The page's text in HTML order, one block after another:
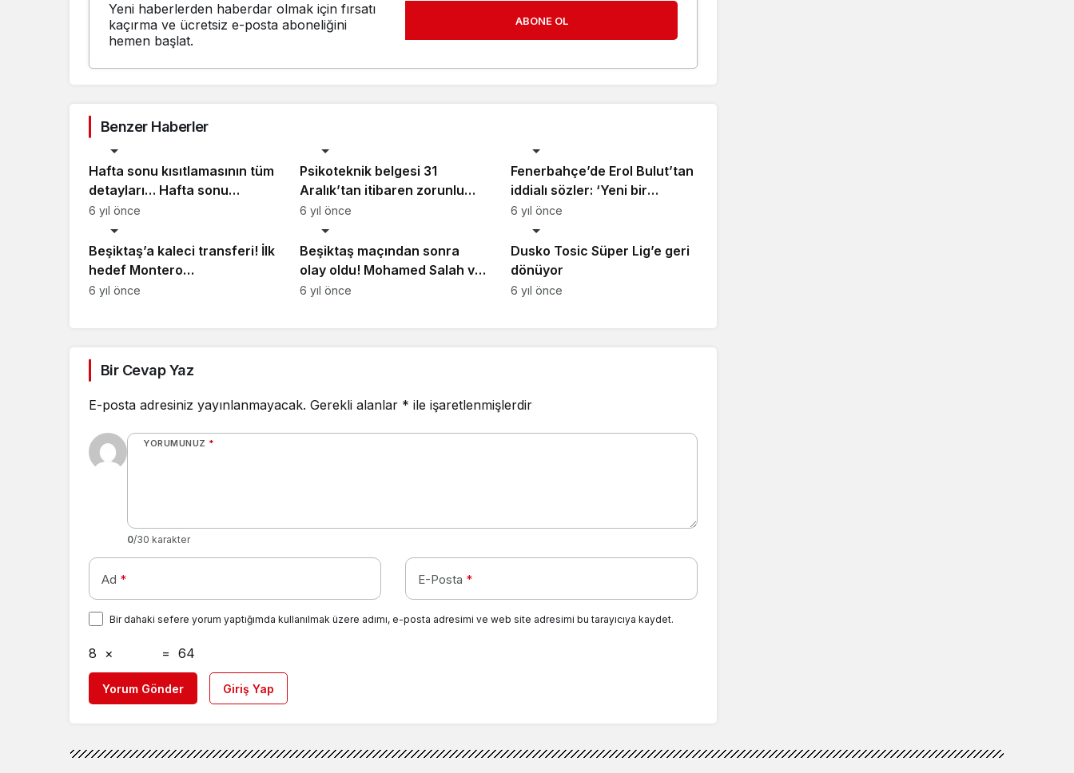
Yeni haberlerden haberdar olmak için fırsatı
kaçırma ve ücretsiz e-posta aboneliğini
hemen başlat.
ABONE OL
Benzer Haberler
Hafta sonu kısıtlamasının tüm
detayları… Hafta sonu
sokağa çıkma yasağı nasıl
olacak?
6 yıl önce
Psikoteknik belgesi 31
Aralık’tan itibaren zorunlu
hale geliyor! 1083 lira cezası
6 yıl önce
Fenerbahçe’de Erol Bulut’tan
iddialı sözler: ‘Yeni bir
dönem…’
6 yıl önce
Beşiktaş’a kaleci transferi! İlk
hedef Montero…
Beşiktaş
6 yıl önce
Beşiktaş maçından sonra
olay oldu! Mohamed Salah ve
Trent Alexander-Arnold…
Beşiktaş
6 yıl önce
Dusko Tosic Süper Lig’e geri
dönüyor
Beşiktaş
6 yıl önce
Bir Cevap Yaz
E-posta adresiniz yayınlanmayacak. Gerekli alanlar * ile işaretlenmişlerdir
YORUMUNUZ *
0/30 karakter
Ad * E-Posta *
Bir dahaki sefere yorum yaptığımda kullanılmak üzere adımı, e-posta adresimi ve web site adresimi bu tarayıcıya kaydet.
8 × = 64
Yorum Gönder Giriş Yap